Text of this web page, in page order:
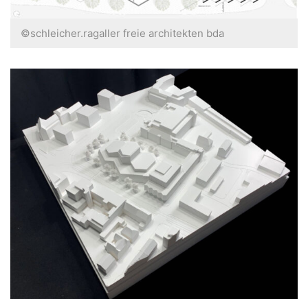
©schleicher.ragaller freie architekten bda